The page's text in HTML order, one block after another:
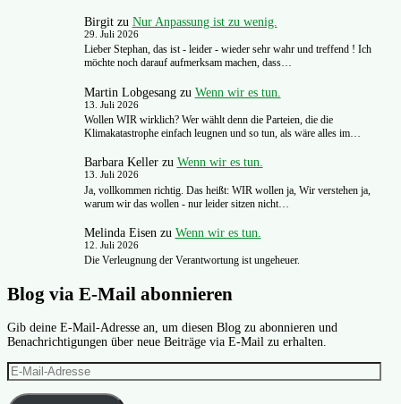
Birgitzu Nur Anpassung ist zu wenig.
29. Juli 2026
Lieber Stephan, das ist - leider - wieder sehr wahr und treffend ! Ich
möchte noch darauf aufmerksam machen, dass…
Martin Lobgesangzu Wenn wir es tun.
13. Juli 2026
Wollen WIR wirklich? Wer wählt denn die Parteien, die die
Klimakatastrophe einfach leugnen und so tun, als wäre alles im…
Barbara Kellerzu Wenn wir es tun.
13. Juli 2026
Ja, vollkommen richtig. Das heißt: WIR wollen ja, Wir verstehen ja,
warum wir das wollen - nur leider sitzen nicht…
Melinda Eisen zu Wenn wir es tun.
12. Juli 2026
Die Verleugnung der Verantwortung ist ungeheuer.
Blog via E-Mail abonnieren
Gib deine E-Mail-Adresse an, um diesen Blog zu abonnieren und
Benachrichtigungen über neue Beiträge via E-Mail zu erhalten.
E-
Mail-
Adresse